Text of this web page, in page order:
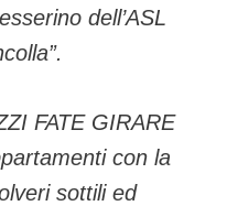
dell’ASL
FATE GIRARE
con la
sottili ed